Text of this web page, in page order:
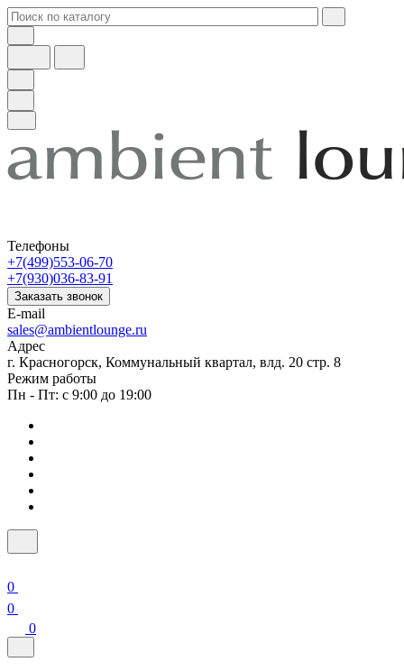
Телефоны
+7(499)553-06-70
+7(930)036-83-91
Заказать звонок
E-mail
sales@ambientlounge.ru
Адрес
г. Красногорск, Коммунальный квартал, влд. 20 стр. 8
Режим работы
Пн - Пт: с 9:00 до 19:00
0
0
0